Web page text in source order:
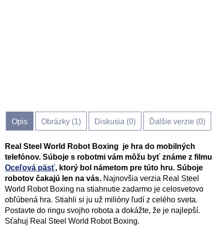
Opis Obrázky (1) Diskusia (0) Ďalšie verzie (0)
Real Steel World Robot Boxing je hra do mobilných
telefónov. Súboje s robotmi vám môžu byť známe z filmu
Oceľová päsť, ktorý bol námetom pre túto hru. Súboje
robotov čakajú len na vás. Najnovšia verzia Real Steel
World Robot Boxing na stiahnutie zadarmo je celosvetovo
obľúbená hra. Stiahli si ju už milióny ľudí z celého sveta.
Postavte do ringu svojho robota a dokážte, že je najlepší.
Sťahuj Real Steel World Robot Boxing.